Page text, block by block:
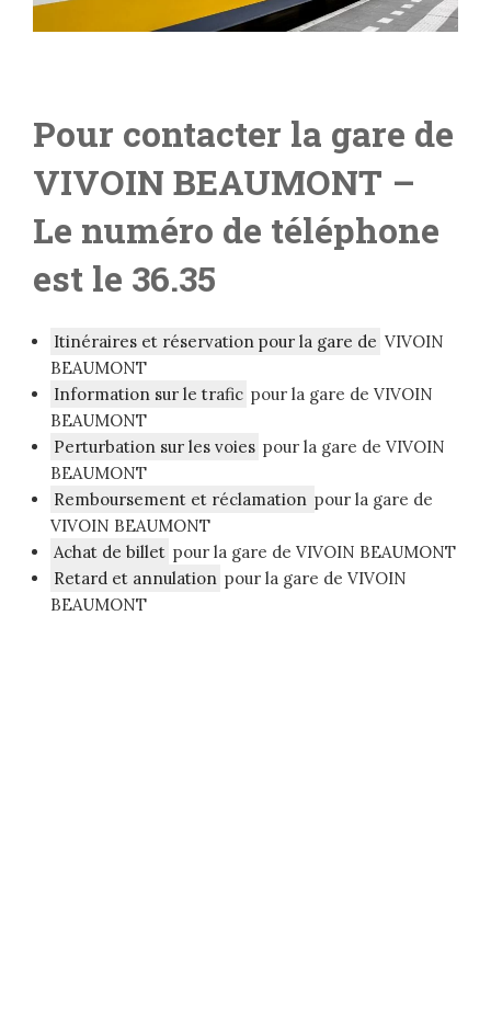
Pour contacter la gare de
VIVOIN BEAUMONT –
Le numéro de téléphone
est le 36.35
Itinéraires et réservation pour la gare de VIVOIN
BEAUMONT
Information sur le trafic pour la gare de VIVOIN
BEAUMONT
Perturbation sur les voies pour la gare de VIVOIN
BEAUMONT
Remboursement et réclamation pour la gare de
VIVOIN BEAUMONT
Achat de billet pour la gare de VIVOIN BEAUMONT
Retard et annulation pour la gare de VIVOIN
BEAUMONT